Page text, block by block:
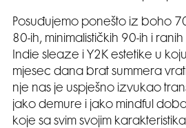
Posuđujemo ponešto iz boho
80-ih, minimalističkih 90-ih i
Indie sleaze i Y2K estetike u
mjesec dana brat summera
nje nas je uspješno izvukao
jako demure i jako mindful
koje sa svim svojim